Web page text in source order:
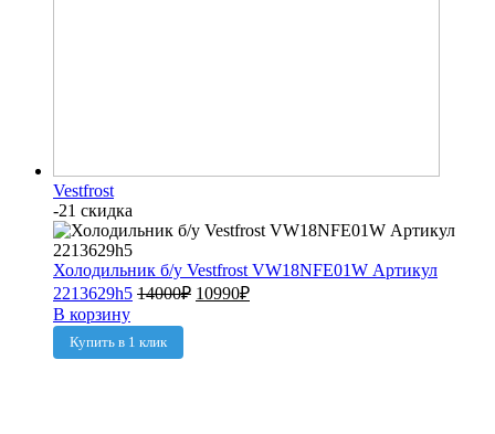
Vestfrost
-21 скидка
Холодильник б/у Vestfrost VW18NFE01W Артикул
2213629h5 14000₽ 10990₽
В корзину
Купить в 1 клик